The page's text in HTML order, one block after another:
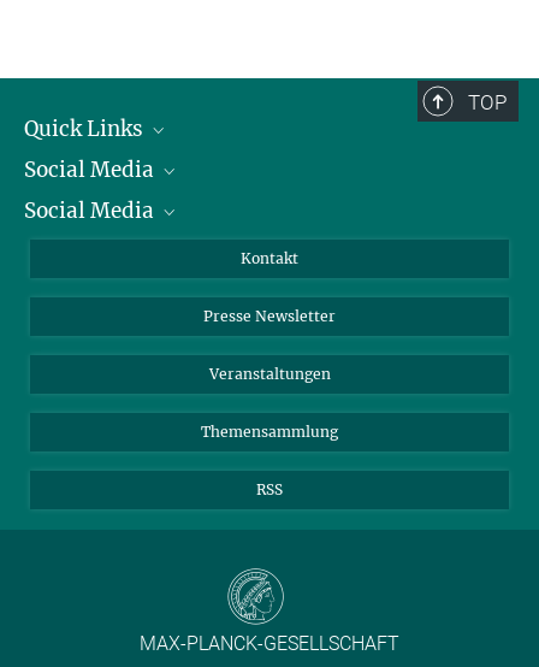
TOP
Quick Links
Präsident
Zahlen und Fakten
Meldestelle Fehlverhalten
Social Media
Bluesky
TikTok
Social Media
Instagram
YouTube
Kontakt
Presse Newsletter
Veranstaltungen
Themensammlung
RSS
MAX-PLANCK-GESELLSCHAFT